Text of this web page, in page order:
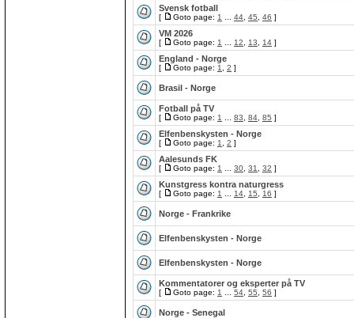
Svensk fotball
[ Goto page: 1 44 45 46 ]
VM 2026
[ Goto page: 1 12 13 14 ]
England - Norge
[ Goto page: 1 2 ]
Brasil - Norge
Fotball på TV
[ Goto page: 1 83 84 85 ]
Elfenbenskysten - Norge
[ Goto page: 1 2 ]
Aalesunds FK
[ Goto page: 1 30 31 32 ]
Kunstgress kontra naturgress
[ Goto page: 1 14 15 16 ]
Norge - Frankrike
Elfenbenskysten - Norge
Elfenbenskysten - Norge
Kommentatorer og eksperter på TV
[ Goto page: 1 54 55 56 ]
Norge - Senegal